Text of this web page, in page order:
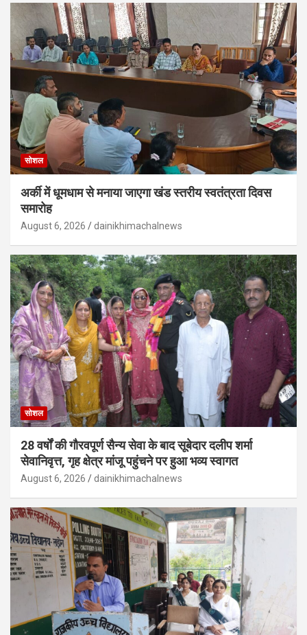
सोशल
अर्की में धूमधाम से मनाया जाएगा खंड स्तरीय स्वतंत्रता दिवस
समारोह
August 6, 2026 dainikhimachalnews
सोशल
28 वर्षों की गौरवपूर्ण सैन्य सेवा के बाद सूबेदार दलीप शर्मा
सेवानिवृत्त, गृह क्षेत्र मांजू पहुंचने पर हुआ भव्य स्वागत
August 6, 2026 dainikhimachalnews